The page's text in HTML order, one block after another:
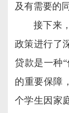
及有需要的
接下来
政策进行了
贷款是一种
的重要保障
个学生因家